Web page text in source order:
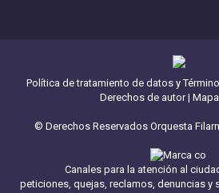
Política de tratamiento de datos y
Derechos de autor|
© Derechos Reservados Orquesta
Canales para la atención al
peticiones, quejas, reclamos, denuncias